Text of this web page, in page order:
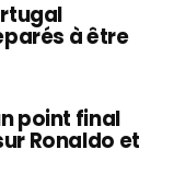
à être
point final
Ronaldo et